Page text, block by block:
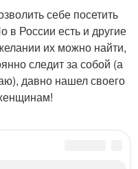
себе посетить
в России есть и другие
их можно найти,
следит за собой (а
давно нашел своего
Стрижка для тонких